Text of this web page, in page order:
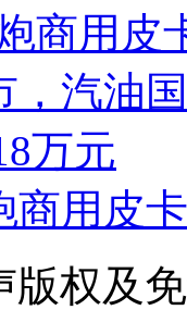
商用皮
版权及